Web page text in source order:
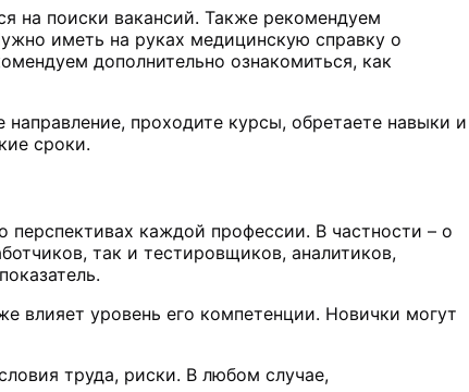
на поиски вакансий. Также рекомендуем
иметь на руках медицинскую справку о
дополнительно ознакомиться, как
проходите курсы, обретаете навыки и
сроки.
каждой профессии. В частности – о
так и тестировщиков, аналитиков,
влияет уровень его компетенции. Новички могут
труда, риски. В любом случае,